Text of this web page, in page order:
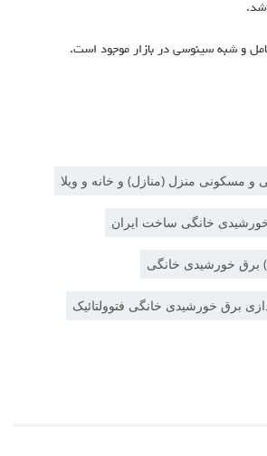
و شبه سینوسی در بازار موجود است.
مسکونی منزل (منازل) و خانه و ویلا
خانگی ساخت ایران
خورشیدی خانگی
برق خورشیدی خانگی فتوولتائیک